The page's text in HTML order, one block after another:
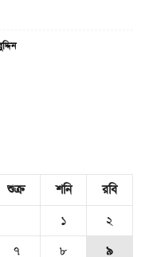
শুক্র শনি
রবি
১
২
৭ ৮ ৯